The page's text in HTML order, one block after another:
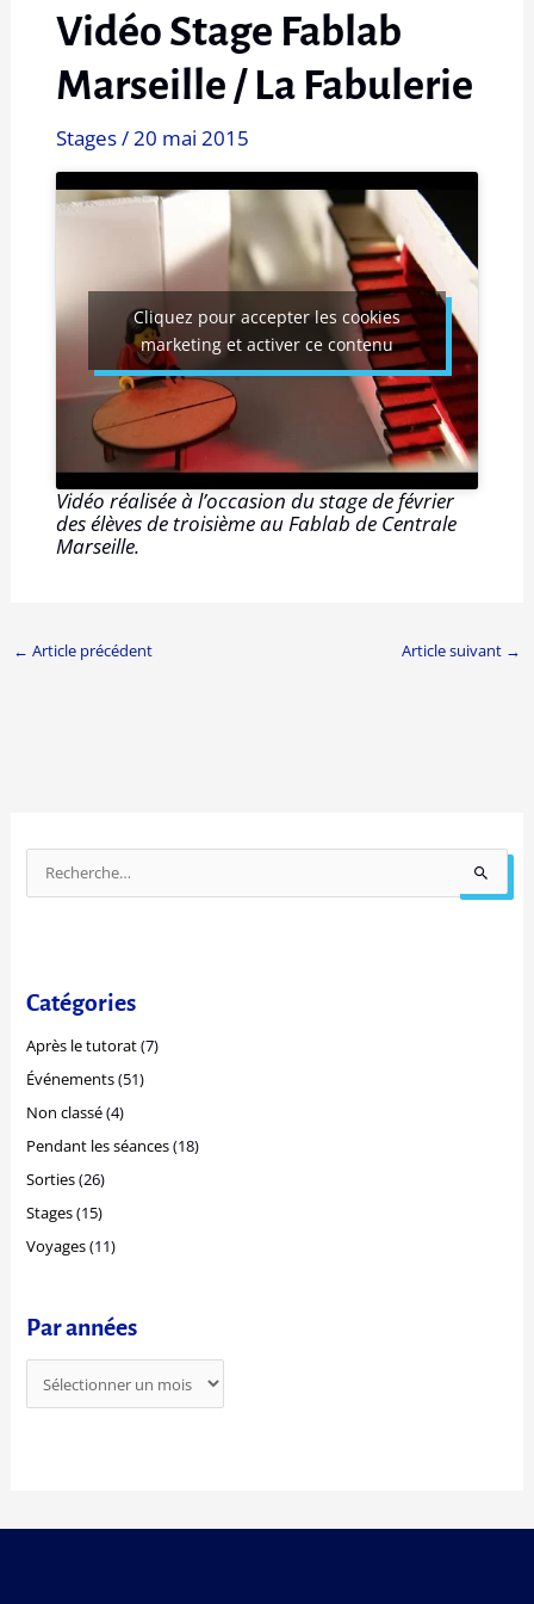
Vidéo Stage Fablab
Marseille / La Fabulerie
Stages/20 mai 2015
Cliquez pour accepter les cookies
marketing et activer ce contenu
Vidéo réalisée à l’occasion du stage de février
des élèves de troisième au Fablab de Centrale
Marseille.
← Article précédent Article suivant →
e
e
c
h
e
r
:
Catégories
Après le tutorat(7)
Événements(51)
Non classé(4)
Pendant les séances(18)
Sorties(26)
Stages(15)
Voyages(11)
Par années
a
é